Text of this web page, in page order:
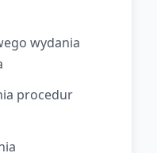
wydania
procedur